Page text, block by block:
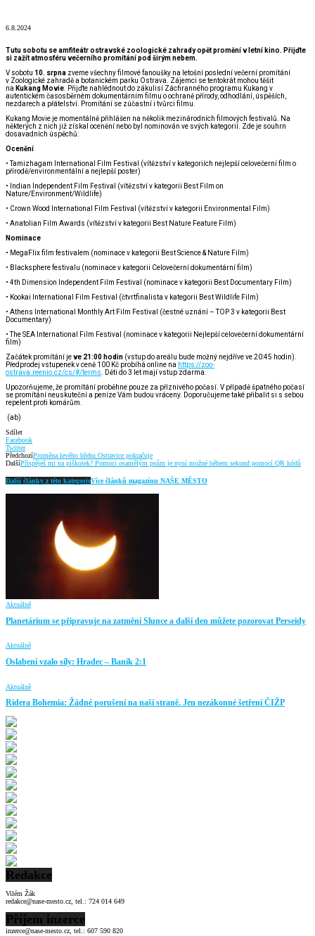
6.8.2024
Tutu sobotu se amfiteátr ostravské zoologické zahrady opět promění v letní kino. Přijďte
si zažít atmosféru večerního promítání pod širým nebem.
V sobotu 10. srpna zveme všechny filmové fanoušky na letošní poslední večerní promítání
v Zoologické zahradě a botanickém parku Ostrava. Zájemci se tentokrát mohou těšit
na Kukang Movie. Přijďte nahlédnout do zákulisí Záchranného programu Kukang v
autentickém časosběrném dokumentárním filmu o ochraně přírody, odhodlání, úspěších,
nezdarech a přátelství. Promítání se zúčastní i tvůrci filmu.
Kukang Movie je momentálně přihlášen na několik mezinárodních filmových festivalů. Na
některých z nich již získal ocenění nebo byl nominován ve svých kategorií. Zde je souhrn
dosavadních úspěchů:
Ocenění
• Tamizhagam International Film Festival (vítězství v kategoriích nejlepší celovečerní film o
přírodě/environmentální a nejlepší poster)
• Indian Independent Film Festival (vítězství v kategorii Best Film on
Nature/Environment/Wildlife)
• Crown Wood International Film Festival (vítězství v kategorii Environmental Film)
• Anatolian Film Awards (vítězství v kategorii Best Nature Feature Film)
Nominace
• MegaFlix film festivalem (nominace v kategorii Best Science & Nature Film)
• Blacksphere festivalu (nominace v kategorii Celovečerní dokumentární film)
• 4th Dimension Independent Film Festival (nominace v kategorii Best Documentary Film)
• Kookai International Film Festival (čtvrtfinalista v kategorii Best Wildlife Film)
• Athens International Monthly Art Film Festival (čestné uznání – TOP 3 v kategorii Best
Documentary)
• The SEA International Film Festival (nominace v kategorii Nejlepší celovečerní dokumentární
film)
Začátek promítání jeve 21:00 hodin (vstup do areálu bude možný nejdříve ve 20:45 hodin).
Předprodej vstupenek v ceně 100 Kč probíhá online na https://zoo-
ostrava.reenio.cz/cs/#/terms. Děti do 3 let mají vstup zdarma.
Upozorňujeme, že promítání proběhne pouze za příznivého počasí. V případě špatného počasí
se promítání neuskuteční a peníze Vám budou vráceny. Doporučujeme také přibalit si s sebou
repelent proti komárům.
(ab)
Sdílet
Facebook
Twitter
PředchozíProměna levého břehu Ostravice pokračuje
DalšíPřispěješ mi na piškotek? Pomoci osamělým psům je nyní možné během sekund pomocí QR kódů
Další články z této kategorieVíce článků magazínu NAŠE MĚSTO
Aktuálně
Planetárium se připravuje na zatmění Slunce a další den můžete pozorovat Perseidy
Aktuálně
Oslabení vzalo síly: Hradec – Baník 2:1
Aktuálně
Ridera Bohemia: Žádné porušení na naší straně. Jen nezákonné šetření ČIŽP
Redakce
Vilém Žák
redakce@nase-mesto.cz, tel.: 724 014 649
Příjem inzerce
inzerce@nase-mesto.cz, tel.: 607 590 820